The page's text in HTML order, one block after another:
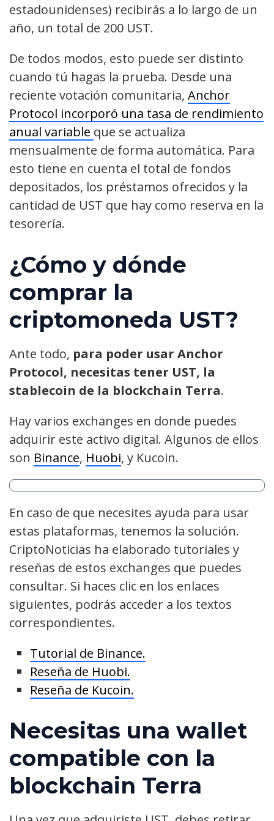
estadounidenses) recibirás a lo largo de un
año, un total de 200 UST.
De todos modos, esto puede ser distinto
cuando tú hagas la prueba. Desde una
reciente votación comunitaria, Anchor
Protocol incorporó una tasa de rendimiento
anual variable que se actualiza
mensualmente de forma automática. Para
esto tiene en cuenta el total de fondos
depositados, los préstamos ofrecidos y la
cantidad de UST que hay como reserva en la
tesorería.
¿Cómo y dónde
comprar la
criptomoneda UST?
Ante todo, para poder usar Anchor
Protocol, necesitas tener UST, la
stablecoin de la blockchain Terra.
Hay varios exchanges en donde puedes
adquirir este activo digital. Algunos de ellos
son Binance, Huobi, y Kucoin.
En caso de que necesites ayuda para usar
estas plataformas, tenemos la solución.
CriptoNoticias ha elaborado tutoriales y
reseñas de estos exchanges que puedes
consultar. Si haces clic en los enlaces
siguientes, podrás acceder a los textos
correspondientes.
Tutorial de Binance.
Reseña de Huobi.
Reseña de Kucoin.
Necesitas una wallet
compatible con la
blockchain Terra